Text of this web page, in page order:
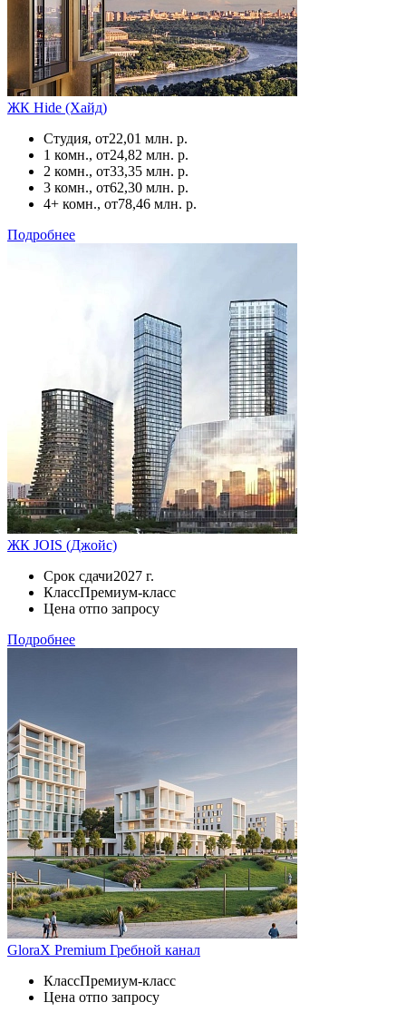
ЖК Hide (Хайд)
Студия, от22,01 млн. р.
1 комн., от24,82 млн. р.
2 комн., от33,35 млн. р.
3 комн., от62,30 млн. р.
4+ комн., от78,46 млн. р.
Подробнее
ЖК JOIS (Джойс)
Срок сдачи2027 г.
КлассПремиум-класс
Цена отпо запросу
Подробнее
GloraX Premium Гребной канал
КлассПремиум-класс
Цена отпо запросу